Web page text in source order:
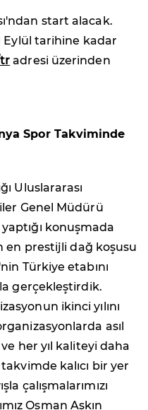
start alacak.
Eylül tarihine kadar
adresi üzerinden
Spor Takviminde
Uluslararası
Genel Müdürü
konuşmada
en prestijli dağ koşusu
Türkiye etabını
gerçekleştirdik.
ikinci yılını
asıl
her yıl kaliteyi daha
kalıcı bir yer
çalışmalarımızı
Osman Aşkın